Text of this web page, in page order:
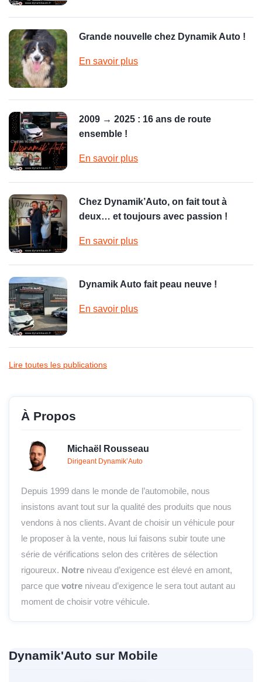
Grande nouvelle chez Dynamik Auto !
En savoir plus
2009 → 2025 : 16 ans de route
ensemble !
En savoir plus
Chez Dynamik’Auto, on fait tout à
deux… et toujours avec passion !
En savoir plus
Dynamik Auto fait peau neuve !
En savoir plus
Lire toutes les publications
À Propos
Michaël Rousseau
Dirigeant Dynamik’Auto
Depuis 1999 dans le monde de l’automobile, nous
insistons avant tout sur la qualité des produits que nous
vendons à nos clients. Avant de choisir un véhicule pour
le proposer à la vente, nous lui faisons subir toute une
série de vérifications selon des critères de sélection
rigoureux. Notre niveau d’exigence est élevé en amont,
parce que votre niveau d’exigence le sera tout autant au
moment de choisir votre véhicule.
Dynamik'Auto sur Mobile